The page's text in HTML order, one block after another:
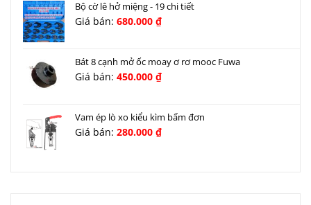
Bộ cờ lê hở miệng - 19 chi tiết
Giá bán: 680.000₫
Bát 8 cạnh mở ốc moay ơ rơ mooc Fuwa
Giá bán: 450.000₫
Vam ép lò xo kiểu kìm bấm đơn
Giá bán: 280.000₫